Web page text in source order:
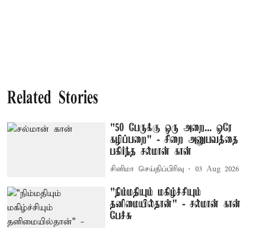
Related Stories
"50 பேருக்கு ஒரு அறை... ஒரே
கழிப்பறை" - சிறை அனுபவத்தை
பகிர்ந்த சல்மான் கான்
சினிமா செய்திப்பிரிவு 03 Aug 2026
"நிம்மதியும் மகிழ்ச்சியும்
தனிமையில்தான்" - சல்மான் கான்
பேச்சு